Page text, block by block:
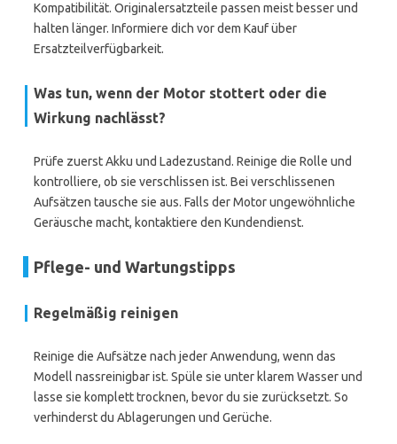
Kompatibilität. Originalersatzteile passen meist besser und
halten länger. Informiere dich vor dem Kauf über
Ersatzteilverfügbarkeit.
Was tun, wenn der Motor stottert oder die
Wirkung nachlässt?
Prüfe zuerst Akku und Ladezustand. Reinige die Rolle und
kontrolliere, ob sie verschlissen ist. Bei verschlissenen
Aufsätzen tausche sie aus. Falls der Motor ungewöhnliche
Geräusche macht, kontaktiere den Kundendienst.
Pflege- und Wartungstipps
Regelmäßig reinigen
Reinige die Aufsätze nach jeder Anwendung, wenn das
Modell nassreinigbar ist. Spüle sie unter klarem Wasser und
lasse sie komplett trocknen, bevor du sie zurücksetzt. So
verhinderst du Ablagerungen und Gerüche.